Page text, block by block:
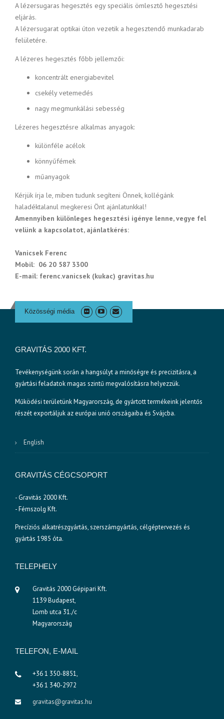
A lézersugaras hegesztés egy speciális ömlesztő hegesztési
eljárás.
A lézersugarat optikai úton vezetik a hegesztendő munkadarab
felületére.
A lézeres hegesztés főbb jellemzői:
koncentrált energiabevitel
csekély vetemedés
nagy megmunkálási sebesség
Lézeres hegesztésre alkalmas anyagok:
különféle acélok
könnyűfémek
műanyagok
Kérjük írja le, miben tudunk segíteni Önnek, kollégánk
haladéktalanul megkeresi Önt ajánlatunkkal!
Amennyiben különleges hegesztési igénye lenne, vegye fel
velünk a kapcsolatot, ajánlatkérés:
Vanicsek Ferenc
Mobil: 06 20 587 3300
E-mail: ferenc.vanicsek (kukac) gravitas.hu
Közösségi média
GRAVITÁS 2000 KFT.
Tevékenységünk során a hangsúlyt a minőségre és precizitásra, a
gyártási feladatok magas szintű megvalósításra helyezzük.
Működési területünk Magyarország, de gyártott termékeink jelentős
részét exportáljuk az európai unió országaiba és Svájcba.
English
GRAVITÁS CÉGCSOPORT
- Gravitás 2000 Kft.
- Fémszolg Kft.
Precíziós alkatrészgyártás, szerszámgyártás, célgéptervezés és
gyártás 1985 óta.
TELEPHELY
Gravitás 2000 Gépipari Kft.
1139 Budapest,
Lomb utca 31./c
Magyarország
TELEFON, E-MAIL
+36 1 350-8851,
+36 1 340-2972
gravitas@gravitas.hu